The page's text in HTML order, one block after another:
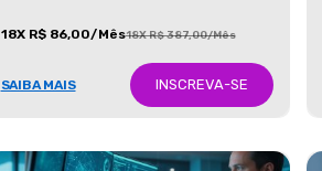
18X R$ 86,00/Mês18X R$ 387,00/Mês
SAIBA MAIS INSCREVA-SE